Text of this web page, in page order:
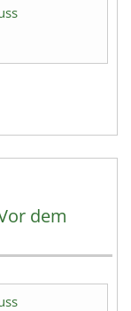
dem